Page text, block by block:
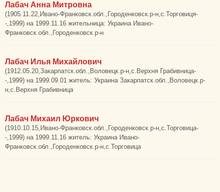
Лабач Анна Митровна
(1905.11.22,Ивано-Франковск.обл.,Городенковск.р-н,с.Торговиця-
-,1999) на 1999.11.16 жительница: Украина Ивано-
Франковск.обл.,Городенковск.р-н
Лабач Илья Михайлович
(1912.05.20,Закарпатск.обл.,Воловецк.р-н,с.Верхня Грабивница-
-,1999) на 1999.09.01 житель: Украина Закарпатск.обл.,Воловецк.р-
н,с.Верхня Грабивница
Лабач Михаил Юркович
(1910.10.15,Ивано-Франковск.обл.,Городенковск.р-н,с.Торговица-
-,1999) на 1999.11.16 житель: Украина Ивано-
Франковск.обл.,Городенковск.р-н,с.Торговица